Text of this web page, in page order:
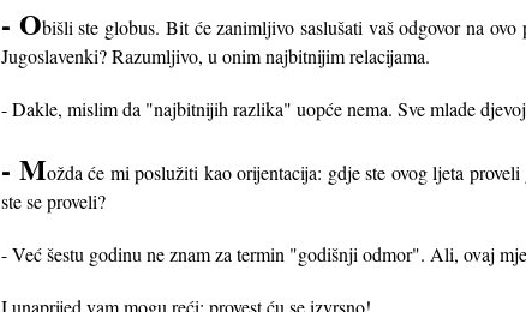
- Obišli ste globus. Bit će zanimljivo saslušati vaš odgovor na
Jugoslavenki? Razumljivo, u onim najbitnijim relacijama.
- Dakle, mislim da "najbitnijih razlika" uopće nema. Sve mlade
- Možda će mi poslužiti kao orijentacija: gdje ste ovog ljeta
ste se proveli?
- Već šestu godinu ne znam za termin "godišnji odmor". Ali, ovaj
I unaprijed vam mogu reći: provest ću se izvrsno!